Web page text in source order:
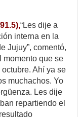
“Les dije a
interna en la
Jujuy”, comentó,
momento que se
Ahí ya se
muchachos. Yo
Les dije
repartiendo el